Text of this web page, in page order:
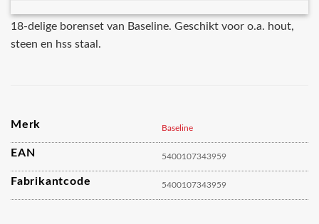
18-delige borenset van Baseline. Geschikt voor o.a. hout,
steen en hss staal.
Merk Baseline
EAN 5400107343959
Fabrikantcode 5400107343959